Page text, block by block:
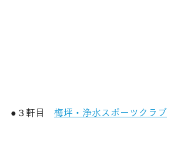
●３軒目 梅坪・浄水スポーツクラブ